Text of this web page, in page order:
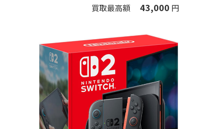
買取最高額 43,000 円